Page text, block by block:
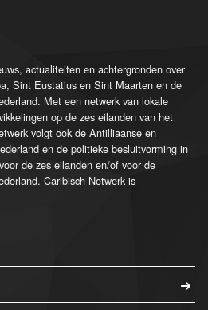
actualiteiten en achtergronden over
Sint Eustatius en Sint Maarten en de
Met een netwerk van lokale
op de zes eilanden van het
volgt ook de Antilliaanse en
en de politieke besluitvorming in
de zes eilanden en/of voor de
Caribisch Netwerk is